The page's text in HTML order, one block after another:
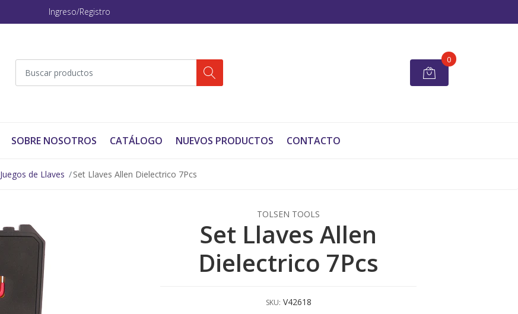
Ingreso/Registro
0
SOBRE NOSOTROS CATÁLOGO NUEVOS PRODUCTOS CONTACTO
Juegos de Llaves Set Llaves Allen Dielectrico 7Pcs
TOLSEN TOOLS
Set Llaves Allen
Dielectrico 7Pcs
SKU: V42618